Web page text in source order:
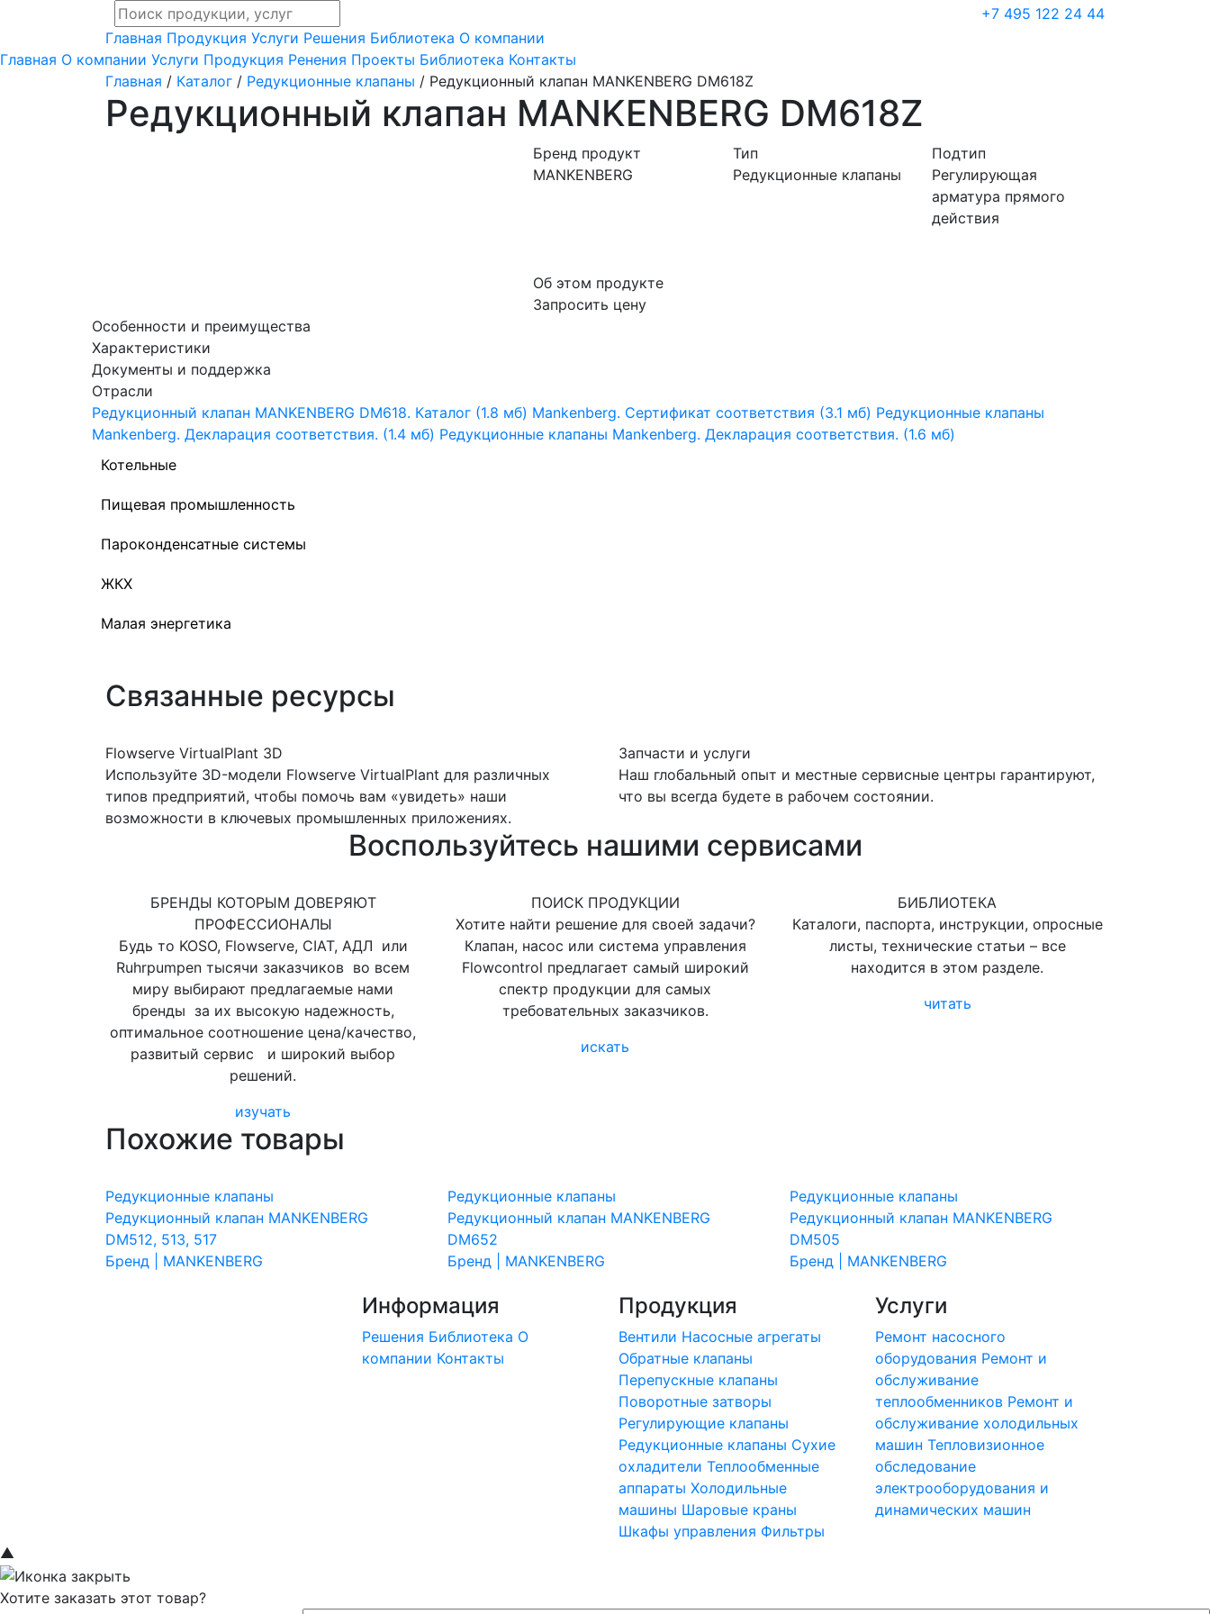
+7 495 122 24 44
Главная Продукция Услуги Решения Библиотека О компании
Главная О компании Услуги Продукция Ренения Проекты Библиотека Контакты
Главная / Каталог / Редукционные клапаны / Редукционный клапан MANKENBERG DM618Z
Редукционный клапан MANKENBERG DM618Z
Бренд продукт
MANKENBERG
Тип
Редукционные клапаны
Подтип
Регулирующая
арматура прямого
действия
Об этом продукте
Запросить цену
Особенности и преимущества
Характеристики
Документы и поддержка
Отрасли
Редукционный клапан MANKENBERG DM618. Каталог (1.8 мб) Mankenberg. Сертификат соответствия (3.1 мб) Редукционные клапаны
Mankenberg. Декларация соответствия. (1.4 мб) Редукционные клапаны Mankenberg. Декларация соответствия. (1.6 мб)
Котельные
Пищевая промышленность
Пароконденсатные системы
ЖКХ
Малая энергетика
Связанные ресурсы
Flowserve VirtualPlant 3D
Используйте 3D-модели Flowserve VirtualPlant для различных
типов предприятий, чтобы помочь вам «увидеть» наши
возможности в ключевых промышленных приложениях.
Запчасти и услуги
Наш глобальный опыт и местные сервисные центры гарантируют,
что вы всегда будете в рабочем состоянии.
Воспользуйтесь нашими сервисами
БРЕНДЫ КОТОРЫМ ДОВЕРЯЮТ
ПРОФЕССИОНАЛЫ
Будь то KOSO, Flowserve, CIAT, АДЛ или
Ruhrpumpen тысячи заказчиков во всем
миру выбирают предлагаемые нами
бренды за их высокую надежность,
оптимальное соотношение цена/качество,
развитый сервис и широкий выбор
решений.
изучать
ПОИСК ПРОДУКЦИИ
Хотите найти решение для своей задачи?
Клапан, насос или система управления
Flowcontrol предлагает самый широкий
спектр продукции для самых
требовательных заказчиков.
искать
БИБЛИОТЕКА
Каталоги, паспорта, инструкции, опросные
листы, технические статьи – все
находится в этом разделе.
читать
Похожие товары
Редукционные клапаны
Редукционный клапан MANKENBERG
DM512, 513, 517
Бренд | MANKENBERG
Редукционные клапаны
Редукционный клапан MANKENBERG
DM652
Бренд | MANKENBERG
Редукционные клапаны
Редукционный клапан MANKENBERG
DM505
Бренд | MANKENBERG
Информация
Решения Библиотека О
компании Контакты
Продукция
Вентили Насосные агрегаты
Обратные клапаны
Перепускные клапаны
Поворотные затворы
Регулирующие клапаны
Редукционные клапаны Сухие
охладители Теплообменные
аппараты Холодильные
машины Шаровые краны
Шкафы управления Фильтры
Услуги
Ремонт насосного
оборудования Ремонт и
обслуживание
теплообменников Ремонт и
обслуживание холодильных
машин Тепловизионное
обследование
электрооборудования и
динамических машин
▲
Хотите заказать этот товар?